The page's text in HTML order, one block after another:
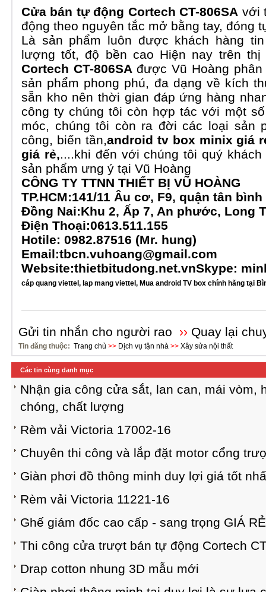
Cửa bán tự động Cortech CT-806SA với
động theo nguyên tắc mở bằng tay, đóng
Là sản phẩm luôn được khách hàng
lượng tốt, độ bền cao Hiện nay trên
Cortech CT-806SA được Vũ Hoàng
sản phẩm phong phú, đa dạng về kích
sẵn kho nên thời gian đáp ứng hàng
công ty chúng tôi còn hợp tác với một
móc, chúng tôi còn ra đời các loại sản
công, biến tần,android tv box minix giá
giá rẻ,....khi đến với chúng tôi quý
sản phẩm ưng ý tại Vũ Hoàng
CÔNG TY TTNN THIẾT BỊ VŨ HOÀNG
TP.HCM:141/11 Âu cơ, F9, quận tân bình
Đồng Nai:Khu 2, Ấp 7, An phước, Long
Điện Thoại:0613.511.155
Hotile: 0982.87516 (Mr. hung)
Email:tbcn.vuhoang@gmail.com
Website:thietbitudong.net.vnSkype:
cáp quang viettel , lap mang viettel , Mua android TV box chính hãng tại
Gửi tin nhắn cho người rao ›› Quay lại
Tin đăng thuộc: Trang chủ >> Dịch vụ tận nhà >> Xây sửa nội thất
Các tin cùng danh mục
Nhận gia công cửa sắt, lan can, mái vòm,
chóng, chất lượng
Rèm vải Victoria 17002-16
Chuyên thi công và lắp đặt motor cổng
Giàn phơi đồ thông minh duy lợi giá tốt
Rèm vải Victoria 11221-16
Ghế giám đốc cao cấp - sang trọng GIÁ
Thi công cửa trượt bán tự động Cortech
Drap cotton nhung 3D mẫu mới